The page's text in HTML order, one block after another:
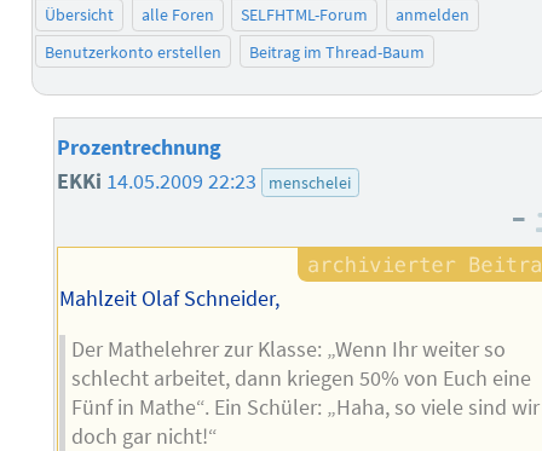
Übersicht alle Foren SELFHTML-Forum
anmelden
Benutzerkonto erstellen
Beitrag im Thread-Baum
Prozentrechnung
EKKi 14.05.2009 22:23 menschelei
–
Mahlzeit Olaf Schneider,
Der Mathelehrer zur Klasse: „Wenn Ihr weiter so
schlecht arbeitet, dann kriegen 50% von Euch eine
Fünf in Mathe“. Ein Schüler: „Haha, so viele sind wir
doch gar nicht!“